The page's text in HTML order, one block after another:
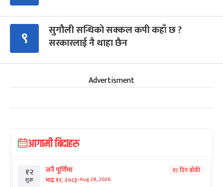
९
सुगौली सन्धिको सक्कल कपी कहाँ छ ?
सरकारलाई नै थाहा छैन
Advertisment
आगामी बिदाहरु
१२
शुक्र
जनै पूर्णिमा
भाद्र १२, २०८३-Aug 28, 2026
१८ दिन बाँकी